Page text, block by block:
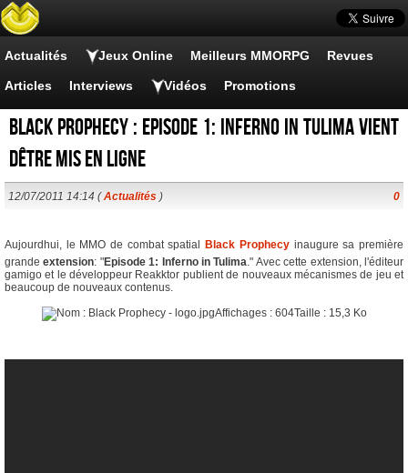
Actualités Jeux Online Meilleurs MMORPG Revues
Articles Interviews Vidéos Promotions
Black Prophecy : Episode 1: Inferno in Tulima vient
dêtre mis en ligne
12/07/2011 14:14 (Actualités ) 0
Aujourdhui, le MMO de combat spatial Black Prophecyinaugure sa première
grandeextension: "Episode 1: Inferno in Tulima." Avec cette extension, l'éditeur
gamigo et le développeur Reakktor publient de nouveaux mécanismes de jeu et
beaucoup de nouveaux contenus.